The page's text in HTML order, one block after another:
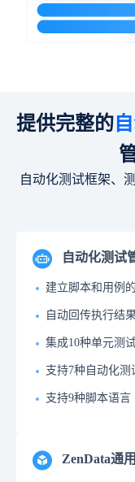
提供完整的
自动化测试框架、
自动化测试
建立脚本和用例
自动回传执行结
集成10种单元测
支持7种自动化测
支持9种脚本语言
ZenData通